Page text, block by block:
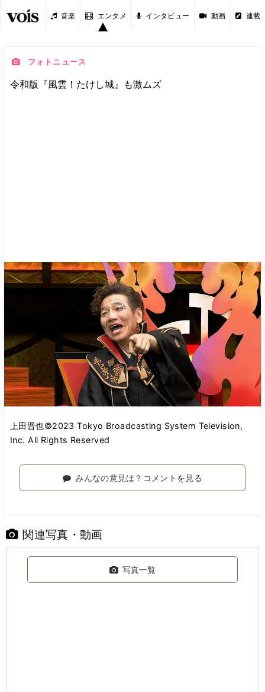
音楽 エンタメ インタビュー 動画 連載
フォトニュース
令和版『風雲！たけし城』も激ムズ
上田晋也©2023 Tokyo Broadcasting System Television,
Inc. All Rights Reserved
みんなの意見は？コメントを見る
関連写真・動画
写真一覧